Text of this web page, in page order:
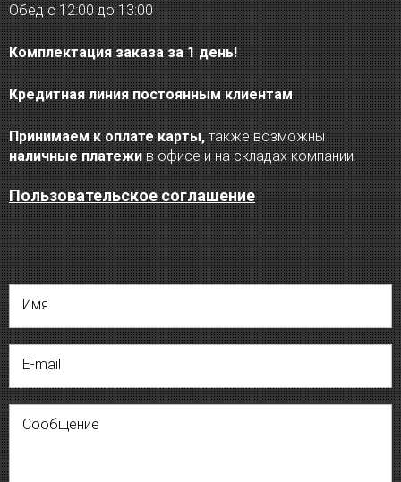
Обед с 12:00 до 13:00
Комплектация заказа за 1 день!
Кредитная линия постоянным клиентам
Принимаем к оплате карты,также возможны
наличные платежив офисе и на складах компании
Пользовательское соглашение
Имя
E-mail
Сообщение